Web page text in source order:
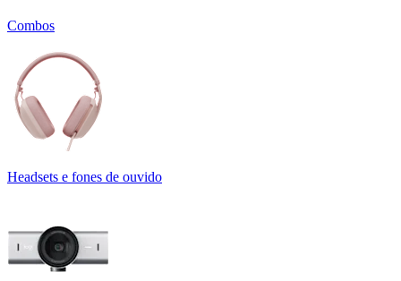
Combos
Headsets e fones de ouvido